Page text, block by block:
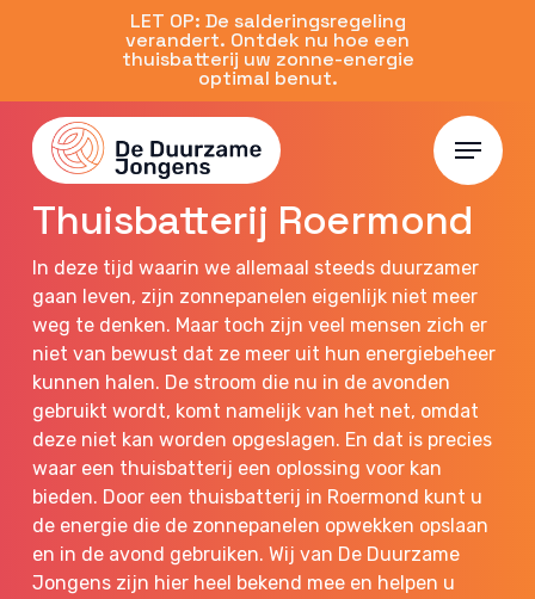
content
LET OP: De salderingsregeling
verandert. Ontdek nu hoe een
thuisbatterij uw zonne-energie
optimal benut.
Menu
Limburg
Thuisbatterij Roermond
In deze tijd waarin we allemaal steeds duurzamer
gaan leven, zijn zonnepanelen eigenlijk niet meer
weg te denken. Maar toch zijn veel mensen zich er
niet van bewust dat ze meer uit hun energiebeheer
kunnen halen. De stroom die nu in de avonden
gebruikt wordt, komt namelijk van het net, omdat
deze niet kan worden opgeslagen. En dat is precies
waar een thuisbatterij een oplossing voor kan
bieden. Door een thuisbatterij in Roermond kunt u
de energie die de zonnepanelen opwekken opslaan
en in de avond gebruiken. Wij van De Duurzame
Jongens zijn hier heel bekend mee en helpen u